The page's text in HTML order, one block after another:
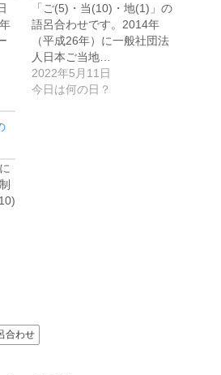
「ご(5)・当(10)・地(1)」の
語呂合わせです。2014年
（平成26年）に一般社団法
人日本ご当地…
2022年5月11日
今日は何の日？
合わせ